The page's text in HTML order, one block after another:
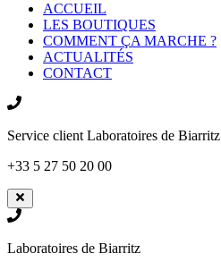
ACCUEIL
LES BOUTIQUES
COMMENT ÇA MARCHE ?
ACTUALITÉS
CONTACT
Service client Laboratoires de Biarritz
+33 5 27 50 20 00
Laboratoires de Biarritz